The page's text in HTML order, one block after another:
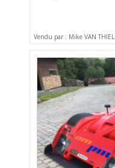
Vendu par : Mike VAN THIEL